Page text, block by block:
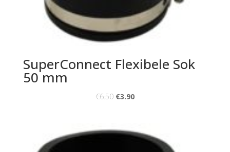
SuperConnect Flexibele Sok
50 mm
€6.50 €3.90